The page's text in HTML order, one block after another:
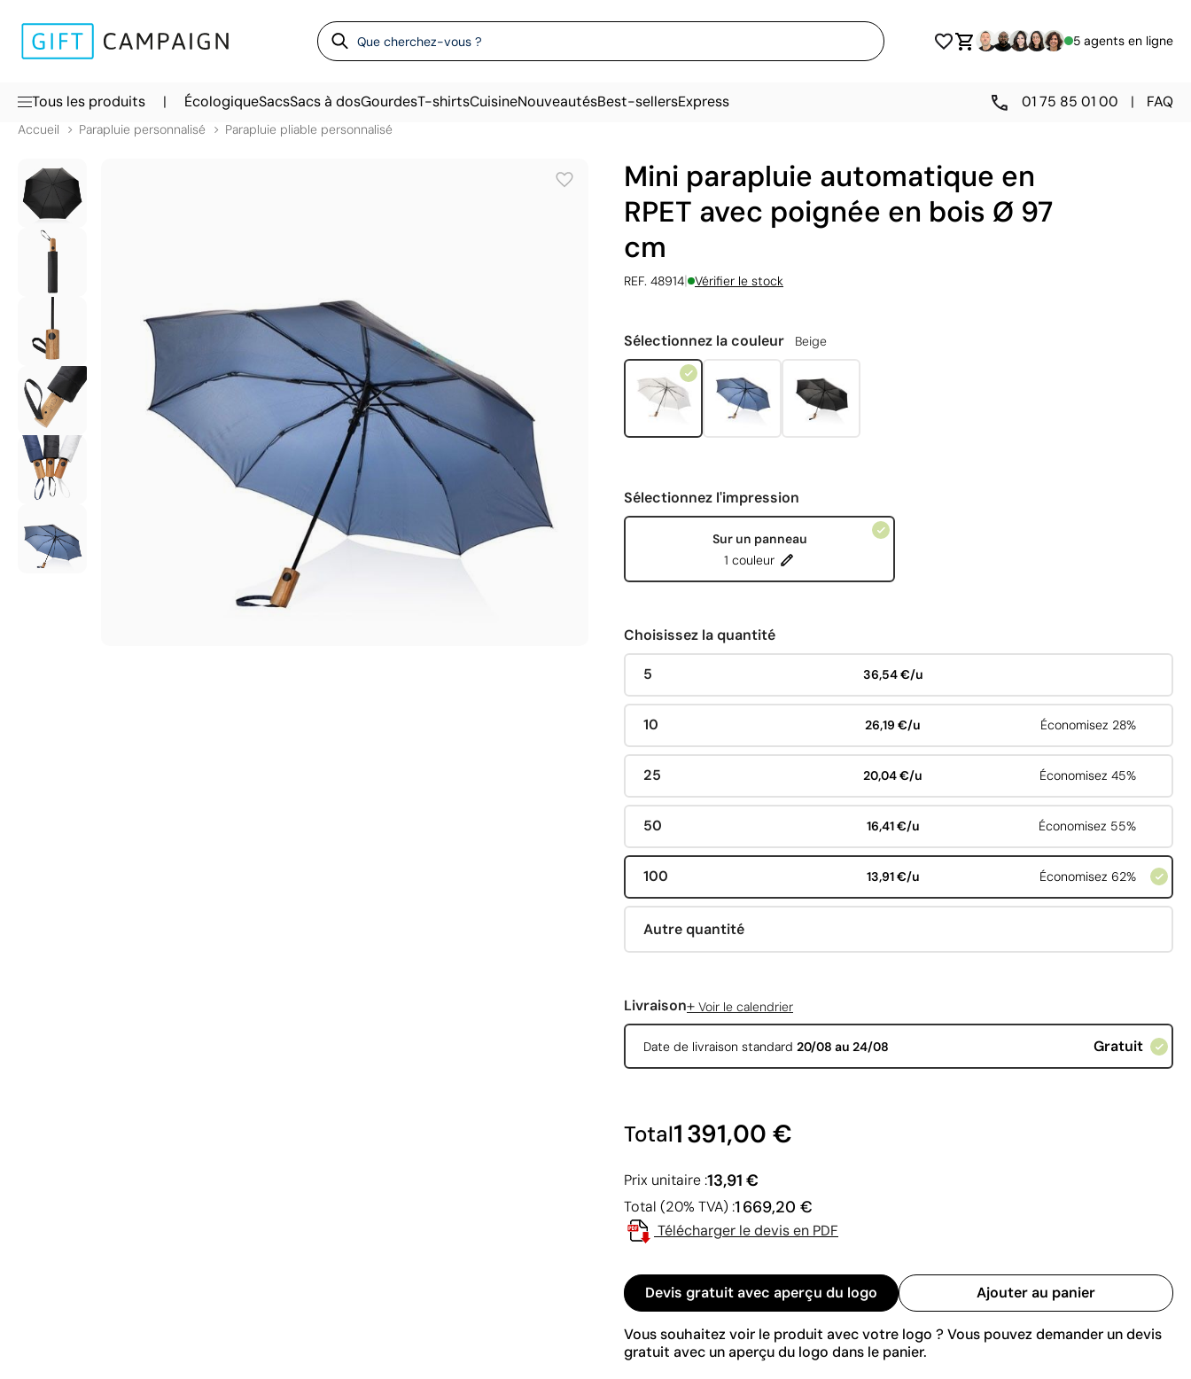
5 agents en ligne
Tous les produits | ÉcologiqueSacsSacs à dosGourdesT-shirtsCuisineNouveautésBest-sellersExpress 01 75 85 01 00 | FAQ
Accueil Parapluie personnalisé Parapluie pliable personnalisé
Mini parapluie automatique en
RPET avec poignée en bois Ø 97
cm
REF. 48914| Vérifier le stock
Sélectionnez la couleur Beige
Sélectionnez l'impression
Sur un panneau
1 couleur
Choisissez la quantité
5 36,54 €/u
10 26,19 €/u Économisez 28%
25 20,04 €/u Économisez 45%
50 16,41 €/u Économisez 55%
100 13,91 €/u Économisez 62%
Autre quantité
Livraison+ Voir le calendrier
Date de livraison standard 20/08 au 24/08 Gratuit
Total1 391,00 €
Prix unitaire :13,91 €
Total (20% TVA) :1 669,20 €
Télécharger le devis en PDF
Devis gratuit avec aperçu du logo Ajouter au panier
Vous souhaitez voir le produit avec votre logo ? Vous pouvez demander un devis
gratuit avec un aperçu du logo dans le panier.